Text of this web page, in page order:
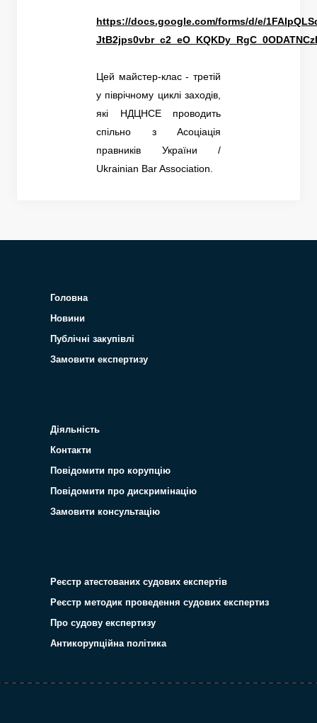
https://docs.google.com/forms/d/e/
Цей майстер-клас - третій
у піврічному циклі заходів,
які НДЦНСЕ проводить
спільно з Асоціація
правників України /
Ukrainian Bar Association.
Головна
Новини
Публічні закупівлі
Замовити експертизу
Діяльність
Контакти
Повідомити про корупцію
Повідомити про дискримінацію
Замовити консультацію
Реєстр атестованих судових експертів
Реєстр методик проведення судових експертиз
Про судову експертизу
Антикорупційна політика